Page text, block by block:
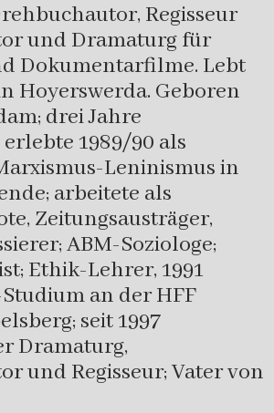
Regisseur
und Dramaturg für
Dokumentarfilme. Lebt
Hoyerswerda. Geboren
drei Jahre
1989/90 als
Leninismus in
arbeitete als
Zeitungsausträger,
ABM-Soziologe;
Ethik-Lehrer, 1991
an der HFF
seit 1997
Dramaturg,
und Regisseur; Vater von